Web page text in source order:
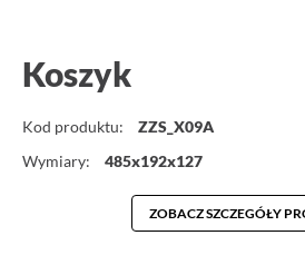
Koszyk
Kod produktu:
ZZS_X09A
Wymiary:
485x192x127
ZOBACZ SZCZEGÓŁY